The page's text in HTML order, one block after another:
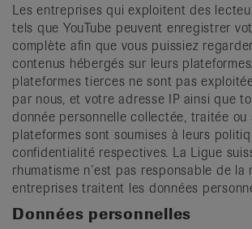
Les entreprises qui exploitent des
tels que YouTube peuvent enregistrer
complète afin que vous puissiez
contenus hébergés sur leurs
plateformes tierces ne sont pas
par nous, et votre adresse IP ainsi que
donnée personnelle collectée, traitée
plateformes sont soumises à leurs
confidentialité respectives. La Ligue
rhumatisme n’est pas responsable de
entreprises traitent les données
Données personnelles